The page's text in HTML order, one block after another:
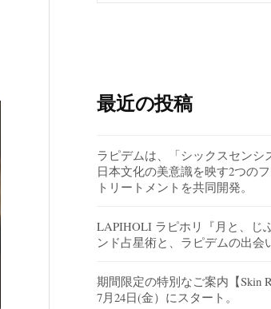
最近の投稿
ラピデムは、「シックスセンシ
日本文化の美意識を映す2つの
トリートメントを共同開発。
LAPIHOLI ラピホリ『月と、じ
ンド占星術と、ラピデムの出会
期間限定の特別なご案内【Skin
7月24日(金）にスタート。